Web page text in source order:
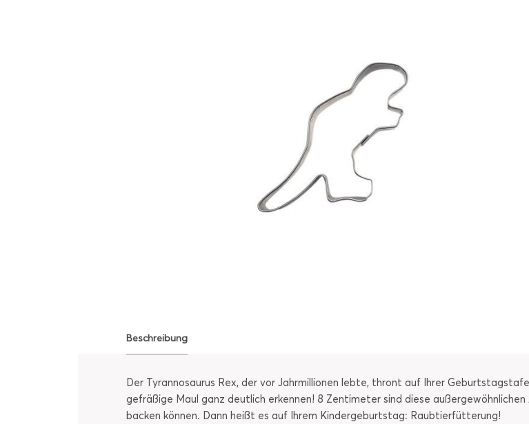
Beschreibung
Der Tyrannosaurus Rex, der vor Jahrmillionen lebte, thront auf Ihrer
gefräßige Maul ganz deutlich erkennen! 8 Zentimeter sind diese
backen können. Dann heißt es auf Ihrem Kindergeburtstag: Raubtierfütterung!